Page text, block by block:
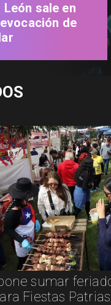
sumar
Fiestas Patrias
sale en
de